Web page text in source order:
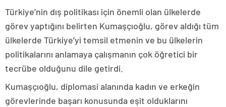
Türkiye’nin dış politikası için önemli olan ülkelerde
görev yaptığını belirten Kumaşçıoğlu, görev aldığı tüm
ülkelerde Türkiye’yi temsil etmenin ve bu ülkelerin
politikalarını anlamaya çalışmanın çok öğretici bir
tecrübe olduğunu dile getirdi.
Kumaşçıoğlu, diplomasi alanında kadın ve erkeğin
görevlerinde başarı konusunda eşit olduklarını